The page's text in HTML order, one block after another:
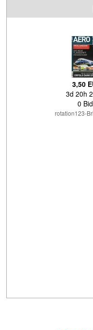
3,50
3d 20h
0
rotation123-